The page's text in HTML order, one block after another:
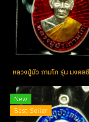
New
Best Seller